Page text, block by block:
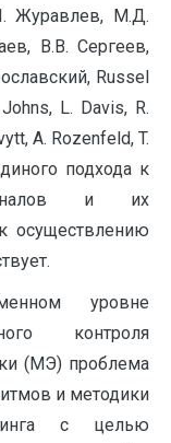
Журавлев, М.Д.
В.В. Сергеев,
Russel
L. Davis, R.
A. Rozenfeld, T.
подхода к
и их
осуществлению
уровне
контроля
(МЭ) проблема
и методики
с целью